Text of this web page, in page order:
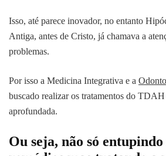
Isso, até parece inovador, no entanto
Antiga, antes de Cristo, já chamava a
problemas.
Por isso a Medicina Integrativa e a
buscado realizar os tratamentos do
aprofundada.
Ou seja, não só